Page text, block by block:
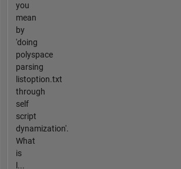
you
mean
by
'doing
polyspace
parsing
listoption.txt
through
self
script
dynamization'.
What
is
l...